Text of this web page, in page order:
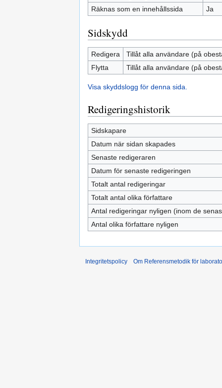
Räknas som en innehållssida
Ja
Sidskydd
Redigera
Tillåt alla användare (på
Flytta
Tillåt alla användare (på
Visa skyddslogg för denna sida.
Redigeringshistorik
Sidskapare
Datum när sidan skapades
Senaste redigeraren
Datum för senaste redigeringen
Totalt antal redigeringar
Totalt antal olika författare
Antal redigeringar nyligen (inom de
Antal olika författare nyligen
Integritetspolicy Om Referensmetodik för